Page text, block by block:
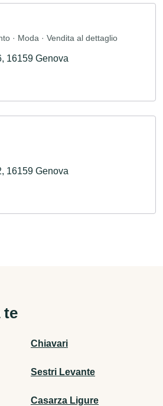
· Moda · Vendita al dettaglio
16159 Genova
16159 Genova
te
Chiavari
Sestri Levante
Casarza Ligure